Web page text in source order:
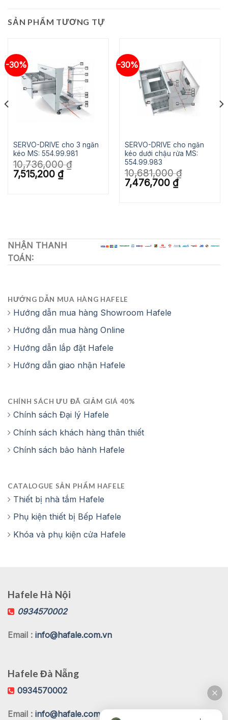
SẢN PHẨM TƯƠNG TỰ
-30%
SERVO-DRIVE cho 3 ngăn
kéo MS: 554.99.981
10,736,000₫
Giá
gốc
7,515,200 ₫Giá
hiện
-30%
SERVO-DRIVE cho ngăn
kéo dưới chậu rửa MS:
554.99.983
10,681,000₫
Giá
gốc
7,476,700 ₫Giá
hiện
NHẬN THANH
TOÁN:
HƯỚNG DẪN MUA HÀNG HAFELE
Hướng dẫn mua hàng Showroom Hafele
Hướng dẫn mua hàng Online
Hướng dẫn lắp đặt Hafele
Hướng dẫn giao nhận Hafele
CHÍNH SÁCH ƯU ĐÃ GIẢM GIÁ 40%
Chính sách Đại lý Hafele
Chính sách khách hàng thân thiết
Chính sách bảo hành Hafele
CATALOGUE SẢN PHẨM HAFELE
Thiết bị nhà tắm Hafele
Phụ kiện thiết bị Bếp Hafele
Khóa và phụ kiện cửa Hafele
Hafele Hà Nội
0934570002
Email : info@hafale.com.vn
Hafele Đà Nẵng
0934570002
Email : info@hafale.com.vn